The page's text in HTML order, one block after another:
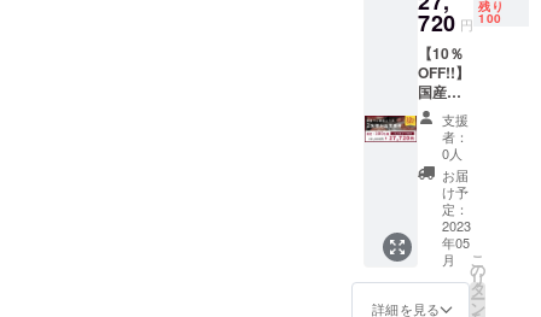
ださ
い。
名前の
掲載が
可能で
す。
掲載期
間：
2023年
6月1
日〜
2024年
5月31日
ご希
望の場
合は備
掲載し
券は
にてお
届けい
たしま
す。ご
予約時
に購入
時の情
報とナ
ンバー
をお伝
えくだ
さい。
※こちら
のご支
く） ※
こちら
のお食
事券に
ドリン
ク代は
含まれ
ており
ませ
ん。
当日は
お飲み
になっ
た分だ
けお会
計させ
720 円
残り
100
【10％
OFF!!】
国産ラ
ム肉の
コース
を食べ
られる
お食事
券で
す。 有
効期
限：
2023年
5月〜
支援
者：
0人
お届
け予
定：
2023
年05
月
詳細を見る
こ
の
リ
タ
ー
ン